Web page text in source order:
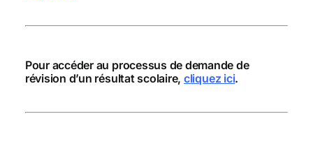
Pour accéder au processus de demande de
révision d’un résultat scolaire, cliquez ici.